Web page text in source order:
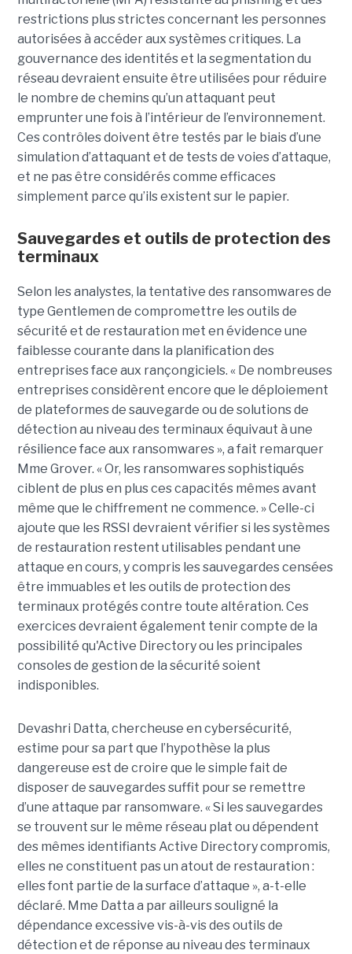
restrictions plus strictes concernant les personnes
autorisées à accéder aux systèmes critiques. La
gouvernance des identités et la segmentation du
réseau devraient ensuite être utilisées pour réduire
le nombre de chemins qu’un attaquant peut
emprunter une fois à l’intérieur de l’environnement.
Ces contrôles doivent être testés par le biais d’une
simulation d’attaquant et de tests de voies d’attaque,
et ne pas être considérés comme efficaces
simplement parce qu’ils existent sur le papier.
Sauvegardes et outils de protection des
terminaux
Selon les analystes, la tentative des ransomwares de
type Gentlemen de compromettre les outils de
sécurité et de restauration met en évidence une
faiblesse courante dans la planification des
entreprises face aux rançongiciels. « De nombreuses
entreprises considèrent encore que le déploiement
de plateformes de sauvegarde ou de solutions de
détection au niveau des terminaux équivaut à une
résilience face aux ransomwares », a fait remarquer
Mme Grover. « Or, les ransomwares sophistiqués
ciblent de plus en plus ces capacités mêmes avant
même que le chiffrement ne commence. » Celle-ci
ajoute que les RSSI devraient vérifier si les systèmes
de restauration restent utilisables pendant une
attaque en cours, y compris les sauvegardes censées
être immuables et les outils de protection des
terminaux protégés contre toute altération. Ces
exercices devraient également tenir compte de la
possibilité qu'Active Directory ou les principales
consoles de gestion de la sécurité soient
indisponibles.
Devashri Datta, chercheuse en cybersécurité,
estime pour sa part que l’hypothèse la plus
dangereuse est de croire que le simple fait de
disposer de sauvegardes suffit pour se remettre
d’une attaque par ransomware. « Si les sauvegardes
se trouvent sur le même réseau plat ou dépendent
des mêmes identifiants Active Directory compromis,
elles ne constituent pas un atout de restauration :
elles font partie de la surface d’attaque », a-t-elle
déclaré. Mme Datta a par ailleurs souligné la
dépendance excessive vis-à-vis des outils de
détection et de réponse au niveau des terminaux